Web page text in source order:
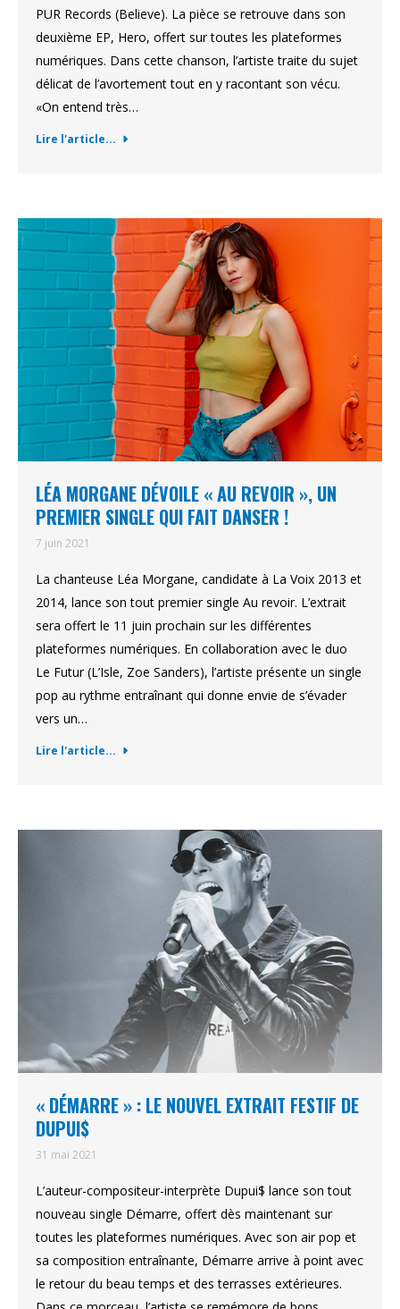
PUR Records (Believe). La pièce se retrouve dans son
deuxième EP, Hero, offert sur toutes les plateformes
numériques. Dans cette chanson, l’artiste traite du sujet
délicat de l’avortement tout en y racontant son vécu.
«On entend très…
Lire l'article...
LÉA MORGANE DÉVOILE « AU REVOIR », UN
PREMIER SINGLE QUI FAIT DANSER !
7 juin 2021
La chanteuse Léa Morgane, candidate à La Voix 2013 et
2014, lance son tout premier single Au revoir. L’extrait
sera offert le 11 juin prochain sur les différentes
plateformes numériques. En collaboration avec le duo
Le Futur (L’Isle, Zoe Sanders), l’artiste présente un single
pop au rythme entraînant qui donne envie de s’évader
vers un…
Lire l'article...
« DÉMARRE » : LE NOUVEL EXTRAIT FESTIF DE
DUPUI$
31 mai 2021
L’auteur-compositeur-interprète Dupui$ lance son tout
nouveau single Démarre, offert dès maintenant sur
toutes les plateformes numériques. Avec son air pop et
sa composition entraînante, Démarre arrive à point avec
le retour du beau temps et des terrasses extérieures.